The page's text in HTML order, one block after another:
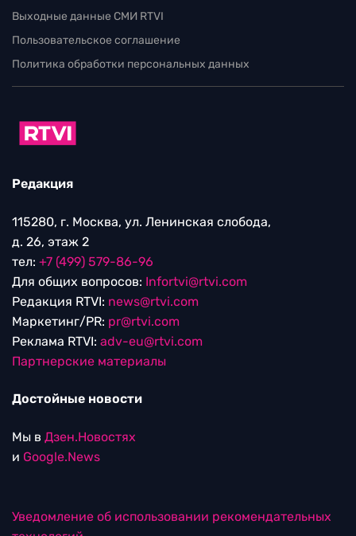
Выходные данные СМИ RTVI
Пользовательское соглашение
Политика обработки персональных данных
Редакция
115280, г. Москва, ул. Ленинская слобода,
д. 26, этаж 2
тел: +7 (499) 579-86-96
Для общих вопросов: Infortvi@rtvi.com
Редакция RTVI: news@rtvi.com
Маркетинг/PR: pr@rtvi.com
Реклама RTVI: adv-eu@rtvi.com
Партнерские материалы
Достойные новости
Мы в Дзен.Новостях
и Google.News
Уведомление об использовании рекомендательных